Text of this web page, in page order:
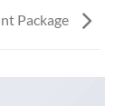
Package